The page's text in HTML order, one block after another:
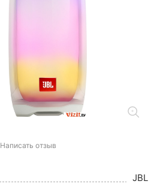
Написать отзыв
JBL